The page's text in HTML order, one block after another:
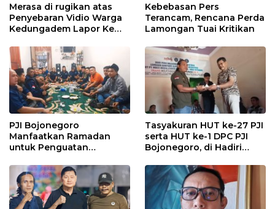
Merasa di rugikan atas
Penyebaran Vidio Warga
Kedungadem Lapor Ke
Kebebasan Pers
Terancam, Rencana Perda
Lamongan Tuai Kritikan
PJI Bojonegoro
Manfaatkan Ramadan
untuk Penguatan
Kebersamaan
Tasyakuran HUT ke-27 PJI
serta HUT ke-1 DPC PJI
Bojonegoro, di Hadiri